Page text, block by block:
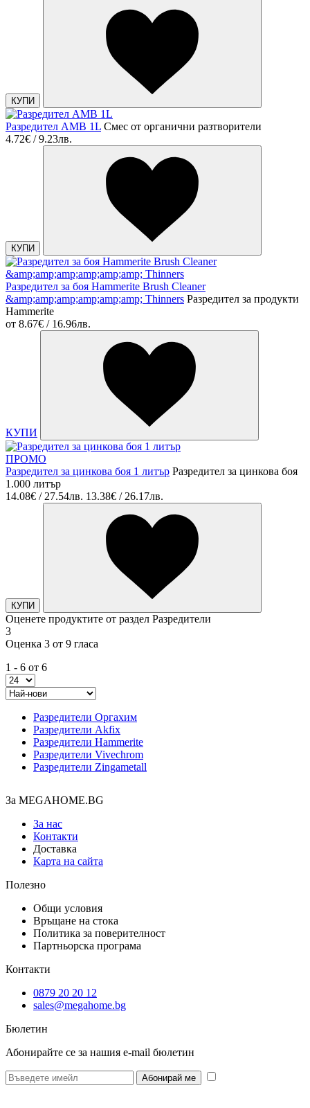
КУПИ
Разредител АМВ 1L Смес от органични разтворители
4.72€ / 9.23лв.
КУПИ
Разредител за боя Hammerite Brush Cleaner
&amp;amp;amp;amp;amp;amp; Thinners Разредител за продукти
Hammerite
от 8.67€ / 16.96лв.
КУПИ
ПРОМО
Разредител за цинкова боя 1 литър Разредител за цинкова боя
1.000 литър
14.08€ / 27.54лв. 13.38€ / 26.17лв.
КУПИ
Оценете продуктите от раздел Разредители
3
Оценка 3 от 9 гласа
1 - 6 от 6
Разредители Оргахим
Разредители Akfix
Разредители Hammerite
Разредители Vivechrom
Разредители Zingametall
За MEGAHOME.BG
За нас
Контакти
Доставка
Карта на сайта
Полезно
Общи условия
Връщане на стока
Политика за поверителност
Партньорска програма
Контакти
0879 20 20 12
sales@megahome.bg
Бюлетин
Абонирайте се за нашия e-mail бюлетин